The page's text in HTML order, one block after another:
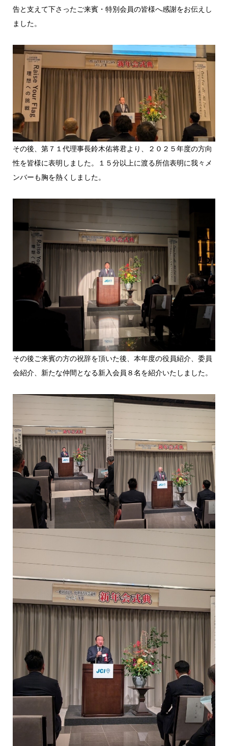
告と支えて下さったご来賓・特別会員の皆様へ感謝をお伝えし
ました。
その後、第７１代理事長鈴木佑将君より、２０２５年度の方向
性を皆様に表明しました。１５分以上に渡る所信表明に我々メ
ンバーも胸を熱くしました。
その後ご来賓の方の祝辞を頂いた後、本年度の役員紹介、委員
会紹介、新たな仲間となる新入会員８名を紹介いたしました。